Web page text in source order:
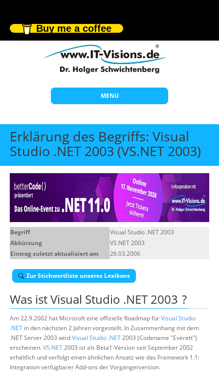
Buy me a coffee
MENU
Start
Themen
Individuelle Schulungen
Offene Seminare
Wissen
Erklärung des Begriffs: Visual
Studio .NET 2003 (VS.NET 2003)
Begriff
Visual Studio .NET 2003
Abkürzung
VS.NET 2003
Eintrag zuletzt aktualisiert am
26.03.2006
Zur Stichwortliste unseres Lexikons
Was istVisual Studio .NET 2003 ?
Am 22.9.2002 hat Microsoft eine offizielle Roadmap fürVisual Studio
.NET in den nächsten 2 Jahren vorgestellt. In Zusammenhang mit dem
.NET Server 2003 wirdVisual Studio .NET2003 (Codename "Everett")
erscheinen.VS.NET2003 ist als Beta1-Version seit September 2002
erhältlich und verfolgt einen ähnlichen Ansatz wie das Framework 1.1:
Integration verfügbarer Add-ons der Vorgängerversion.